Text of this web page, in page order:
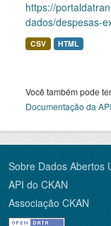
https://
dados/despesas-
CSV HTML
Você também pode
Documentação da API
Sobre Dados Abertos
API do CKAN
Associação CKAN